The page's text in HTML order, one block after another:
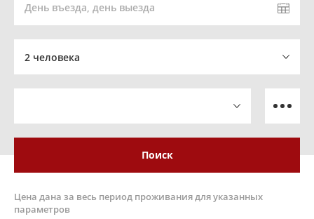
День въезда, день выезда
2 человека
Поиск
Цена дана за весь период проживания для указанных
параметров